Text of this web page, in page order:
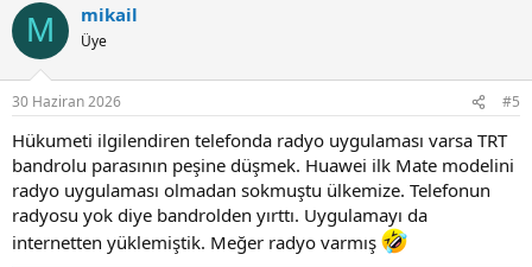
c
i
s
M mikail
Üye
30 Haziran 2026 #5
Hükumeti ilgilendiren telefonda radyo uygulaması varsa TRT
bandrolu parasının peşine düşmek. Huawei ilk Mate modelini
radyo uygulaması olmadan sokmuştu ülkemize. Telefonun
radyosu yok diye bandrolden yırttı. Uygulamayı da
internetten yüklemiştik. Meğer radyo varmış